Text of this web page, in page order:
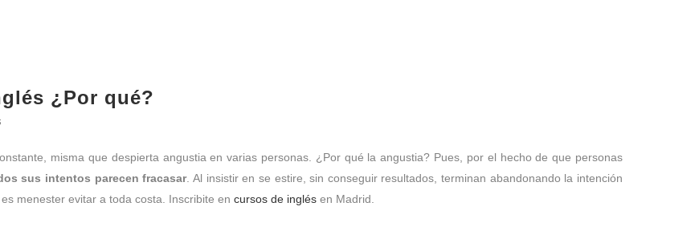
¿Por qué?
misma que despierta angustia en varias personas. ¿Por qué la angustia? Pues, por el hecho de que personas
sus intentos parecen fracasar. Al insistir en se estire, sin conseguir resultados, terminan abandonando la intención
menester evitar a toda costa. Inscribite en cursos de inglés en Madrid.